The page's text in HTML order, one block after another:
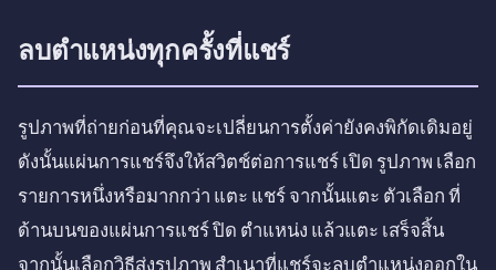
ลบตำแหน่งทุกครั้งที่แชร์
รูปภาพที่ถ่ายก่อนที่คุณจะเปลี่ยนการตั้งค่ายังคงพิกัดเดิมอยู่
ดังนั้นแผ่นการแชร์จึงให้สวิตช์ต่อการแชร์ เปิด รูปภาพ เลือก
รายการหนึ่งหรือมากกว่า แตะ แชร์ จากนั้นแตะ ตัวเลือก ที่
ด้านบนของแผ่นการแชร์ ปิด ตำแหน่ง แล้วแตะ เสร็จสิ้น
จากนั้นเลือกวิธีส่งรูปภาพ สำเนาที่แชร์จะลบตำแหน่งออกใน